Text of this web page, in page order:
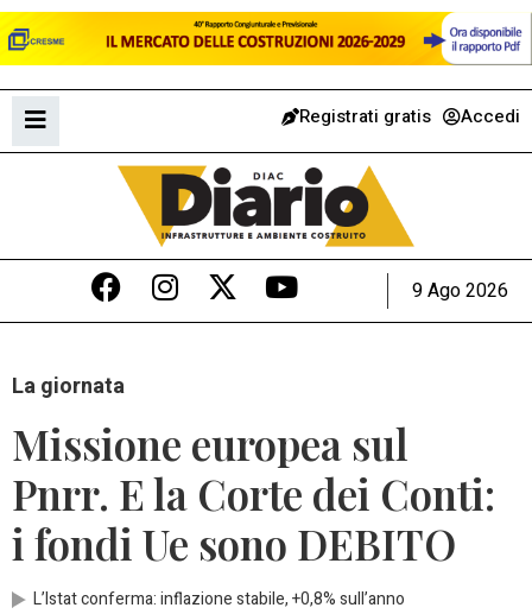
Registrati gratis Accedi
9 Ago 2026
La giornata
Missione europea sul
Pnrr. E la Corte dei Conti:
i fondi Ue sono DEBITO
L’Istat conferma: inflazione stabile, +0,8% sull’anno